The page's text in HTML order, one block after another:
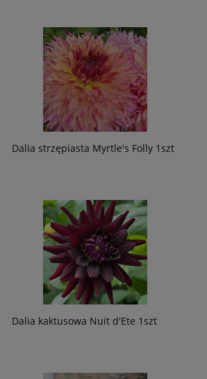
Dalia strzępiasta Myrtle's Folly 1szt
Dalia kaktusowa Nuit d'Ete 1szt